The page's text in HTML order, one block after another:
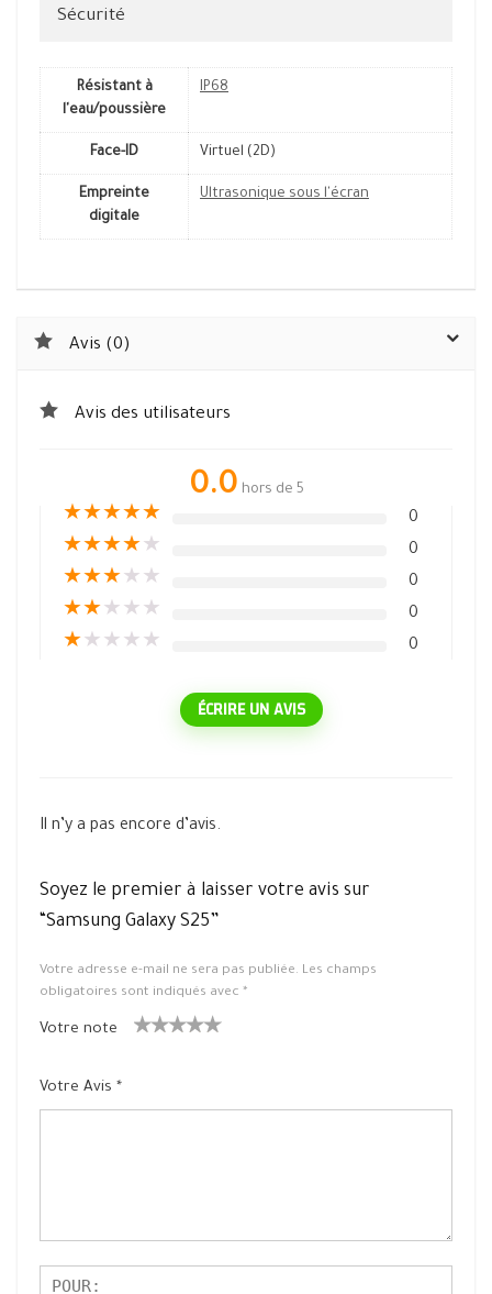
Sécurité
Résistant à
l'eau/poussière
IP68
Face-ID Virtuel (2D)
Empreinte
digitale
Ultrasonique sous l'écran
Avis (0)
Avis des utilisateurs
0.0 hors de 5
★★★★★ 0
★★★★★ 0
★★★★ ★ 0
★★★ ★ ★ 0
★★ ★ ★ ★ 0
ÉCRIRE UN AVIS
Il n’y a pas encore d’avis.
Soyez le premier à laisser votre avis sur
“Samsung Galaxy S25”
Votre adresse e-mail ne sera pas publiée. Les champs
obligatoires sont indiqués avec *
Votre note
oil
sur
Votre Avis *